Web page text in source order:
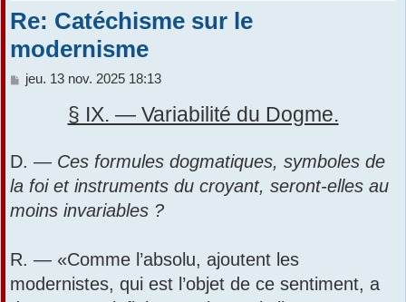
Re: Catéchisme sur le
modernisme
M
g
jeu. 13 nov. 2025 18:13
§ IX. — Variabilité du Dogme.
D. — Ces formules dogmatiques, symboles de
la foi et instruments du croyant, seront-elles au
moins invariables ?
R. — «Comme l’absolu, ajoutent les
modernistes, qui est l’objet de ce sentiment, a